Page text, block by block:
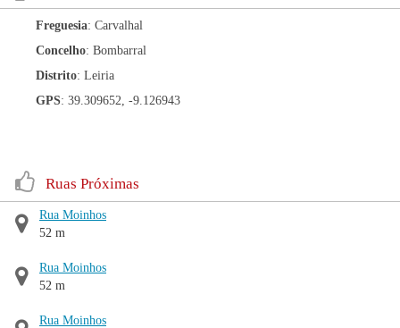
Freguesia: Carvalhal
Concelho: Bombarral
Distrito: Leiria
GPS: 39.309652, -9.126943
Ruas Próximas
Rua Moinhos
52 m
Rua Moinhos
52 m
Rua Moinhos